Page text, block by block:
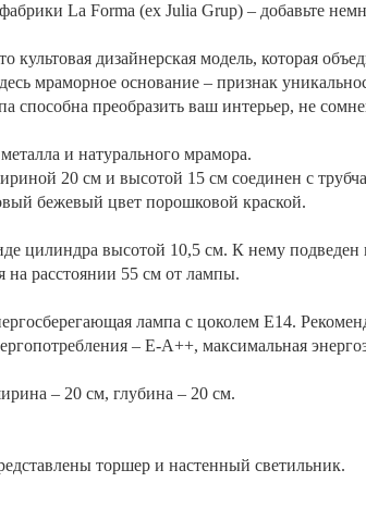
La Forma (ex Julia Grup) – добавьте
культовая дизайнерская модель, которая
мраморное основание – признак
способна преобразить ваш интерьер, не
и натурального мрамора.
20 см и высотой 15 см соединен с
бежевый цвет порошковой краской.
цилиндра высотой 10,5 см. К нему подведен
на расстоянии 55 см от лампы.
лампа с цоколем Е14.
– Е-А++, максимальная
– 20 см, глубина – 20 см.
торшер и настенный светильник.